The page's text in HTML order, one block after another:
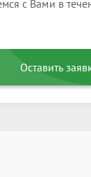
с Вами в
Оставить